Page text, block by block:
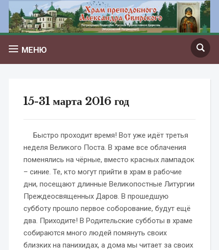
МЕНЮ
15-31 марта 2016 год
Быстро проходит время! Вот уже идёт третья
неделя Великого Поста. В храме все облачения
поменялись на чёрные, вместо красных лампадок
– синие. Те, кто могут прийти в храм в рабочие
дни, посещают длинные Великопостные Литургии
Преждеосвященных Даров. В прошедшую
субботу прошло первое соборование, будут ещё
два. Приходите! В Родительские субботы в храме
собираются много людей помянуть своих
близких на панихидах, а дома мы читает за своих